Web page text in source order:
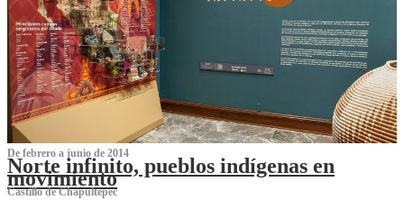
De febrero a junio de 2014
Norte infinito, pueblos indígenas en
movimiento
Castillo de Chapultepec